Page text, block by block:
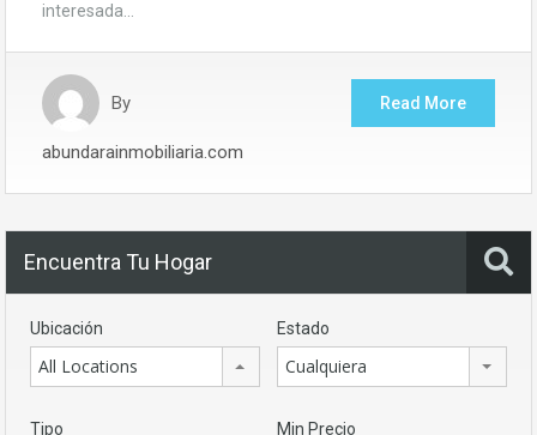
interesada…
By
abundarainmobiliaria.com
Read More
Encuentra Tu Hogar
Ubicación
All Locations
Estado
Cualquiera
Tipo Min Precio